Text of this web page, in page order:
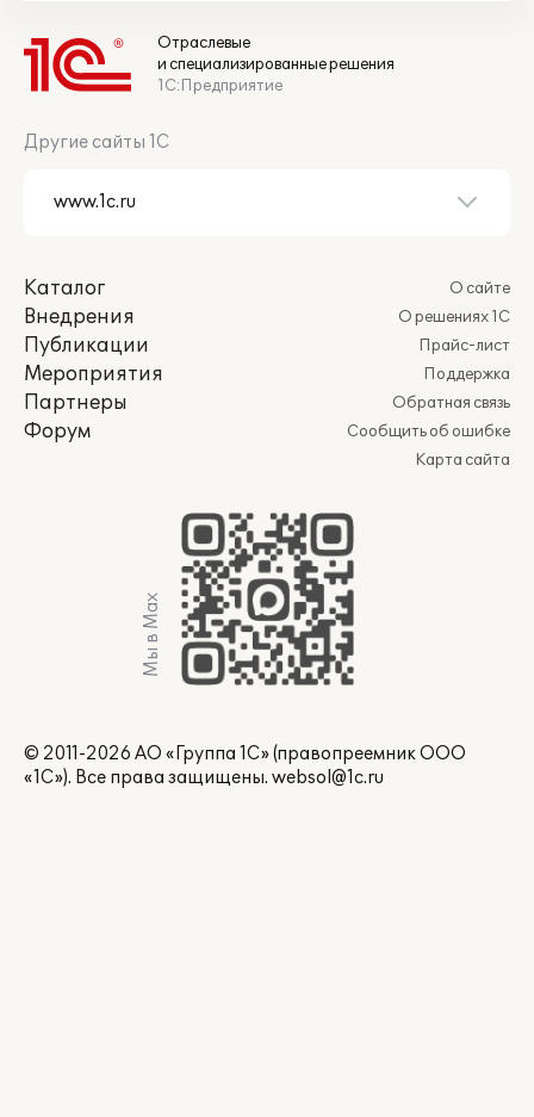
Отраслевые
и специализированные решения
1С:Предприятие
Другие сайты 1С
Каталог
Внедрения
Публикации
Мероприятия
Партнеры
Форум
О сайте
О решениях 1С
Прайс-лист
Поддержка
Обратная связь
Сообщить об ошибке
Карта сайта
Мы в Max
© 2011-2026 АО «Группа 1С» (правопреемник ООО
«1С»). Все права защищены. websol@1c.ru